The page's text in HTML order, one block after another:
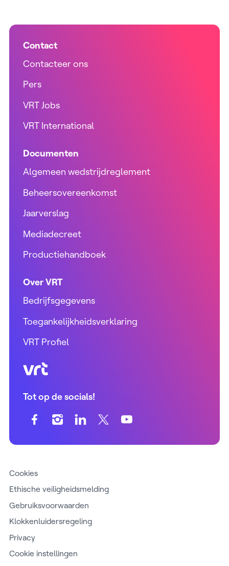
Contact
Contacteer ons
Pers
VRT Jobs
VRT International
Documenten
Algemeen wedstrijdreglement
Beheersovereenkomst
Jaarverslag
Mediadecreet
Productiehandboek
Over VRT
Bedrijfsgegevens
Toegankelijkheidsverklaring
VRT Profiel
VRT (home)
Tot op de socials!
Cookies
Ethische veiligheidsmelding
Gebruiksvoorwaarden
Klokkenluidersregeling
Privacy
Cookie instellingen